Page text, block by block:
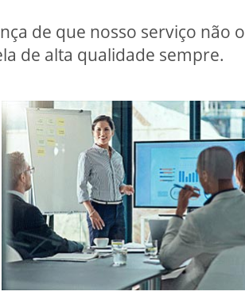
de que nosso serviço não o
de alta qualidade sempre.